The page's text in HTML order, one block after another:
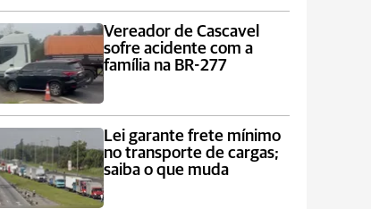
Vereador de Cascavel
sofre acidente com a
família na BR-277
Lei garante frete mínimo
no transporte de cargas;
saiba o que muda